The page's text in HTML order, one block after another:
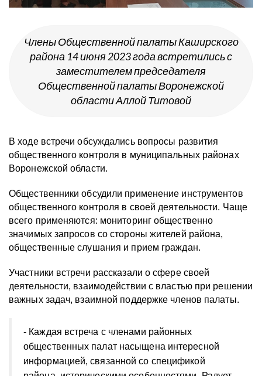
Члены Общественной палаты Каширского
района 14 июня 2023 года встретились с
заместителем председателя
Общественной палаты Воронежской
области Аллой Титовой
В ходе встречи обсуждались вопросы развития
общественного контроля в муниципальных районах
Воронежской области.
Общественники обсудили применение инструментов
общественного контроля в своей деятельности. Чаще
всего применяются: мониторинг общественно
значимых запросов со стороны жителей района,
общественные слушания и прием граждан.
Участники встречи рассказали о сфере своей
деятельности, взаимодействии с властью при решении
важных задач, взаимной поддержке членов палаты.
- Каждая встреча с членами районных
общественных палат насыщена интересной
информацией, связанной со спецификой